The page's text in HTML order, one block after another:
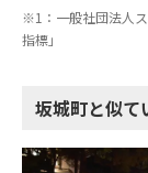
※1：一般社団法人
指標」
坂城町と似て